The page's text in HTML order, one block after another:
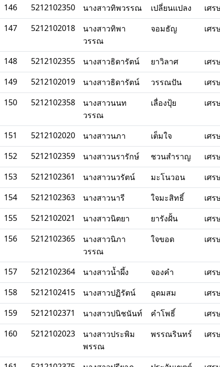
146 5212102350 นางสาวทิพวรรณ เปลี่ยนแปลง
เศ
147
5212102018
นางสาวทิพา
วรรณ
จอมธัญ เศ
148 5212102355 นางสาวธิดารัตน์ ยาวิลาศ
เศ
149
5212102019 นางสาวธิดารัตน์ วรรณปัน
เศ
150
5212102358
นางสาวนนท
วรรณ
เลื่องปุ้ย เศ
151 5212102020 นางสาวนภา เต็มใจ
เศ
152
5212102359 นางสาวนรารักษ์ ชวนสำราญ
เศ
153
5212102361 นางสาวนวรัตน์ มะโนวอน
เศ
154
5212102363 นางสาวนารี ใจมะสิทธิ์
เศ
155
5212102021 นางสาวนิตยา ยารังฝั้น
เศ
156
5212102365
นางสาวนิภา
วรรณ
ใจขอด เศ
157 5212102364 นางสาวน้ำผึ้ง จองคำ
เศ
158
5212102415 นางสาวปฏิรัตน์ อุดมสม
เศ
159
5212102371 นางสาวปนิชนันท์ คำโพธิ์
เศ
160
5212102023
นางสาวประพิม
พรรณ
พรรณรินทร์ เศ